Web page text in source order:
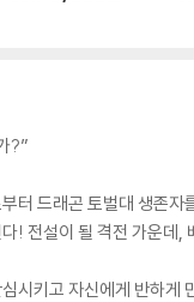
?”
드래곤 토벌대 생존자
! 전설이 될 격전 가운데
시키고 자신에게 반하